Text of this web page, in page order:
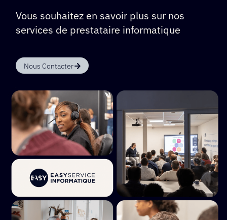
Vous souhaitez en savoir plus sur nos
services de prestataire informatique
Nous Contacter